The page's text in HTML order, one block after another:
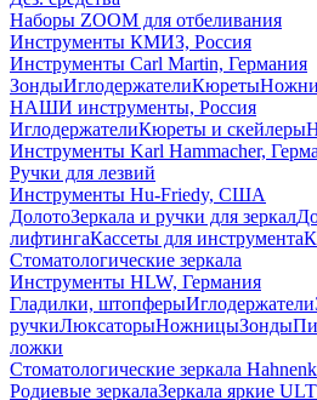
Наборы ZOOM для отбеливания
Инструменты КМИЗ, Россия
Инструменты Carl Martin, Германия
ЗондыИглодержателиКюреты
НАШИ инструменты, Россия
ИглодержателиКюреты и скейлеры
Инструменты Karl Hammacher,
Ручки для лезвий
Инструменты Hu-Friedy, США
ДолотоЗеркала и ручки для зеркал
лифтингаКассеты для инструмента
Стоматологические зеркала
Инструменты HLW, Германия
Гладилки, штопферыИглодержатели
ручкиЛюксаторыНожницыЗонды
ложки
Стоматологические зеркала
Родиевые зеркалаЗеркала яркие